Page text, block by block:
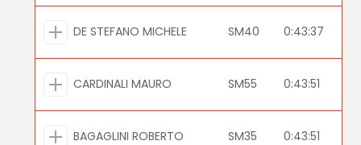
DE STEFANO MICHELE SM40 0:43:37
CARDINALI MAURO SM55 0:43:51
BAGAGLINI ROBERTO SM35 0:43:51